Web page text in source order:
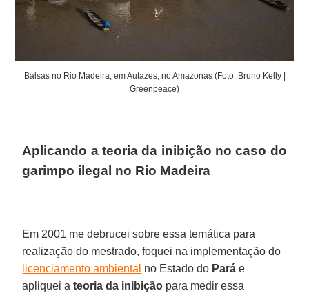
Balsas no Rio Madeira, em Autazes, no Amazonas (Foto: Bruno Kelly |
Greenpeace)
Aplicando a teoria da inibição no caso do
garimpo ilegal no Rio Madeira
Em 2001 me debrucei sobre essa temática para
realização do mestrado, foquei na implementação do
licenciamento ambiental no Estado do Pará e
apliquei ateoria da inibição para medir essa